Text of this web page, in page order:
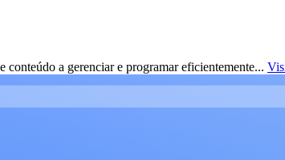
conteúdo a gerenciar e programar eficientemente...